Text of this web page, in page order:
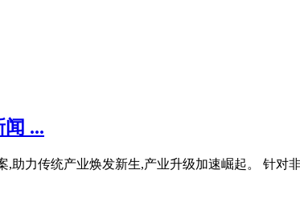
...
力传统产业焕发新生,产业升级加速崛起。 针对